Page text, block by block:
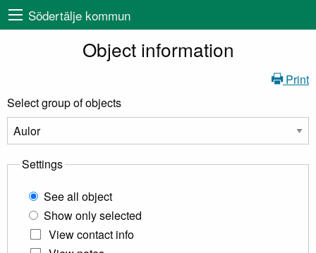
Södertälje kommun
Object information
Print
Select group of objects
Settings
See all object
Show only selected
View contact info